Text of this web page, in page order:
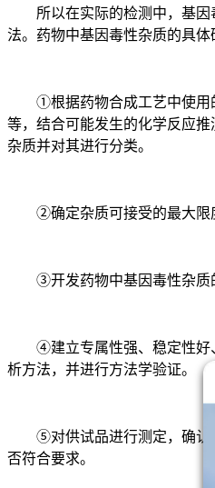
所以在实际的检测中，基因
法。药物中基因毒性杂质的具体
①根据药物合成工艺中使用
等，结合可能发生的化学反应
杂质并对其进行分类。
②确定杂质可接受的最大限
③开发药物中基因毒性杂质
④建立专属性强、稳定性好
析方法，并进行方法学验证。
⑤对供试品进行测定，确认样
否符合要求。